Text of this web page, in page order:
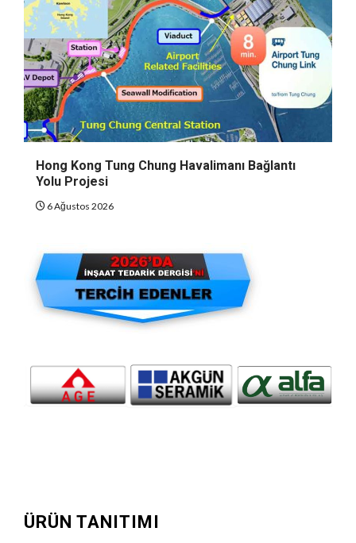
Hong Kong Tung Chung Havalimanı Bağlantı
Yolu Projesi
6 Ağustos 2026
ÜRÜN TANITIMI